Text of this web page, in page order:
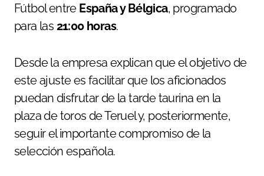
Fútbol entre España y Bélgica, programado
para las 21:00 horas.
Desde la empresa explican que el objetivo de
este ajuste es facilitar que los aficionados
puedan disfrutar de la tarde taurina en la
plaza de toros de Teruel y, posteriormente,
seguir el importante compromiso de la
selección española.